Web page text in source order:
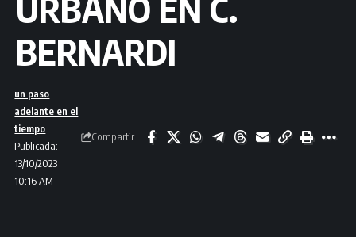
BERNARDI
Publicada:
13/10/2023
10:16 AM
un paso
adelante en el
tiempo
Compartir